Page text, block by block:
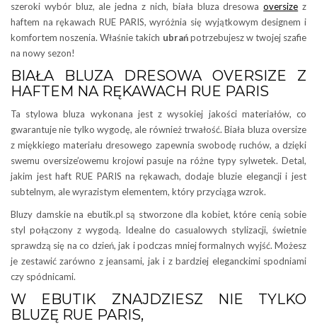
szeroki wybór bluz, ale jedna z nich, biała bluza dresowaoversize z
haftem na rękawach RUE PARIS, wyróżnia się wyjątkowym designem i
komfortem noszenia. Właśnie takich ubrańpotrzebujesz w twojej szafie
na nowy sezon!
BIAŁA BLUZA DRESOWA OVERSIZE Z
HAFTEM NA RĘKAWACH RUE PARIS
Ta stylowa bluza wykonana jest z wysokiej jakości materiałów, co
gwarantuje nie tylko wygodę, ale również trwałość. Biała bluza oversize
z miękkiego materiału dresowego zapewnia swobodę ruchów, a dzięki
swemu oversize’owemu krojowi pasuje na różne typy sylwetek. Detal,
jakim jest haft RUE PARIS na rękawach, dodaje bluzie elegancji i jest
subtelnym, ale wyrazistym elementem, który przyciąga wzrok.
Bluzy damskie na ebutik.pl są stworzone dla kobiet, które cenią sobie
styl połączony z wygodą. Idealne do casualowych stylizacji, świetnie
sprawdzą się na co dzień, jak i podczas mniej formalnych wyjść. Możesz
je zestawić zarówno z jeansami, jak i z bardziej eleganckimi spodniami
czy spódnicami.
W EBUTIK ZNAJDZIESZ NIE TYLKO
BLUZĘ RUE PARIS,